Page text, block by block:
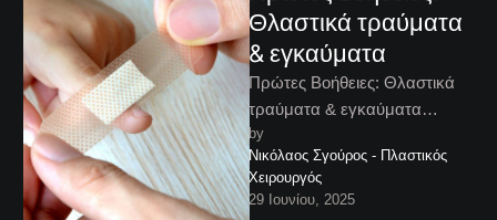
Θλαστικά τραύματα
& εγκαύματα
Πρώτες Bοήθειες: Θλαστικά
τραύματα & εγκαύματα
Πρώτες Bοήθειες - Η
παραμονή στο σπίτι, η διαρκής
ενασχόληση με την …
by
Νικόλαος Σγούρος - Πλαστικός
Χειρουργός
29 Ιουνίου, 2025